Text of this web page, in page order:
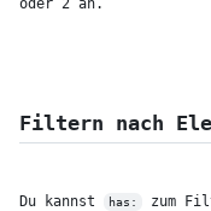
Filtern nach
Du kannst has:
zum